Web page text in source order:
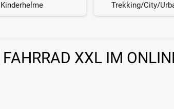
Kinderhelme Trekking/City/
XXL IM